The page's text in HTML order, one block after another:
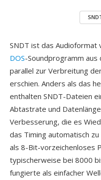
SNDT ist das Audioformat
DOS-Soundprogramm aus
parallel zur Verbreitung
erschien. Anders als das
enthalten SNDT-Dateien
Abtastrate und
Verbesserung, die es
das Timing automatisch
als 8-Bit-vorzeichenloses
typischerweise bei 8000
fungierte als einfacher